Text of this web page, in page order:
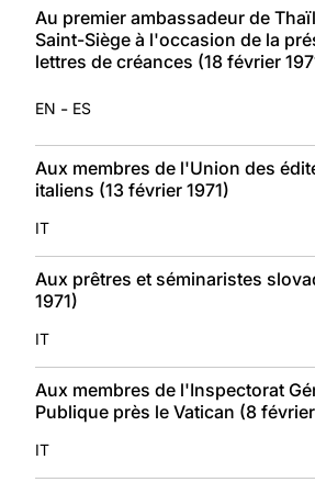
Au premier ambassadeur de
Saint-Siège à l'occasion de la
lettres de créances (18 février
EN - ES
Aux membres de l'Union des
italiens (13 février 1971)
IT
Aux prêtres et séminaristes
1971)
IT
Aux membres de l'Inspectorat
Publique près le Vatican (8 février
IT